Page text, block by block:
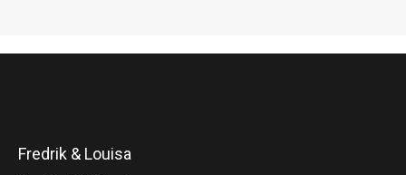
Fredrik & Louisa